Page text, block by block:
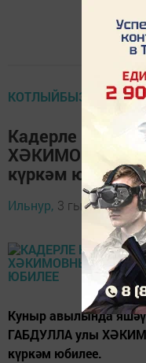
КОТЛЫЙБЫЗ
Кадерле
ХӘКИМОВның 3
күркәм юбилее
Ильнур, 3 гыйнвар
Куныр авылында
ГАБДУЛЛА улы
күркәм юбилее.